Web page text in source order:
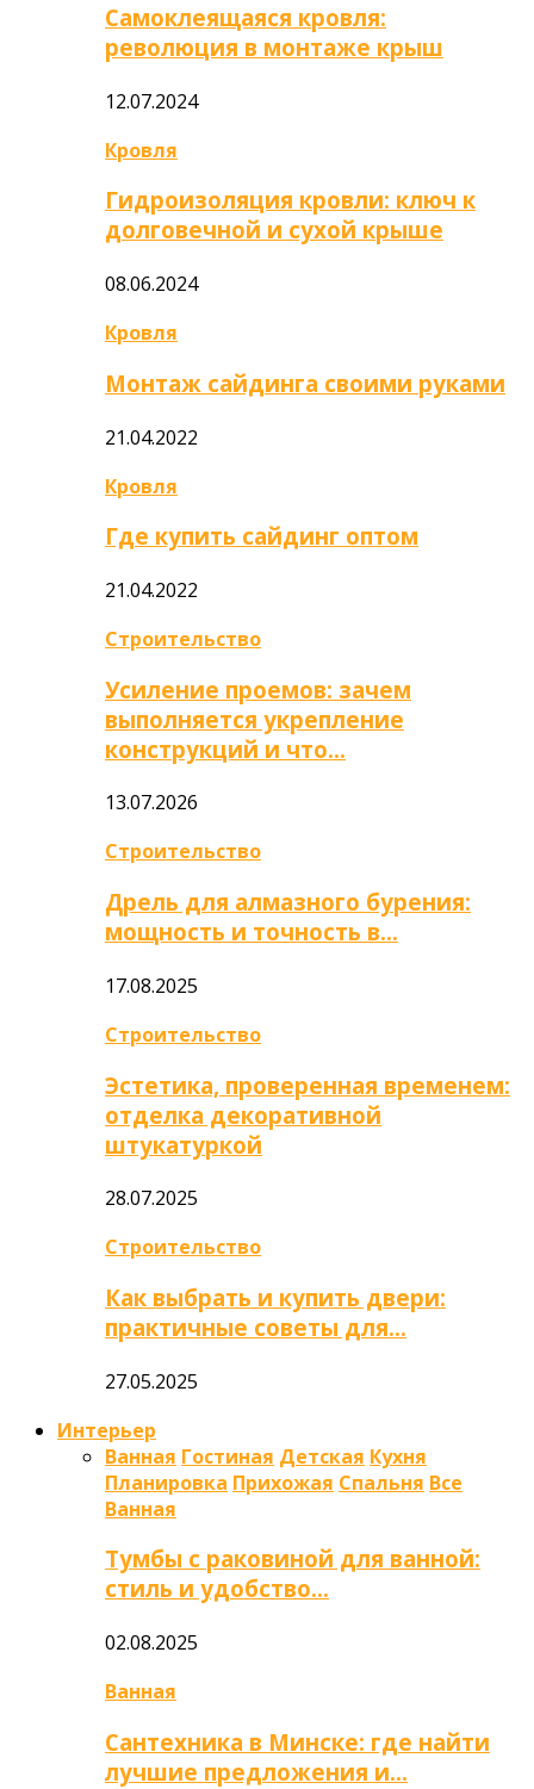
Самоклеящаяся кровля:
революция в монтаже крыш
12.07.2024
Кровля
Гидроизоляция кровли: ключ к
долговечной и сухой крыше
08.06.2024
Кровля
Монтаж сайдинга своими руками
21.04.2022
Кровля
Где купить сайдинг оптом
21.04.2022
Строительство
Усиление проемов: зачем
выполняется укрепление
конструкций и что…
13.07.2026
Строительство
Дрель для алмазного бурения:
мощность и точность в…
17.08.2025
Строительство
Эстетика, проверенная временем:
отделка декоративной
штукатуркой
28.07.2025
Строительство
Как выбрать и купить двери:
практичные советы для…
27.05.2025
Интерьер
Ванная Гостиная Детская Кухня
Планировка Прихожая Спальня Все
Ванная
Тумбы с раковиной для ванной:
стиль и удобство…
02.08.2025
Ванная
Сантехника в Минске: где найти
лучшие предложения и…